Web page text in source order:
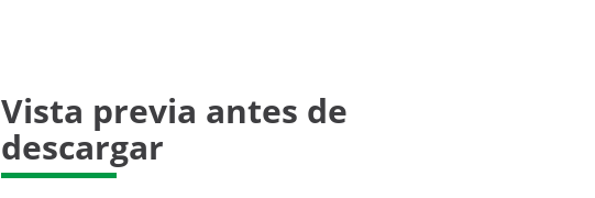
Vista previa antes de
descargar